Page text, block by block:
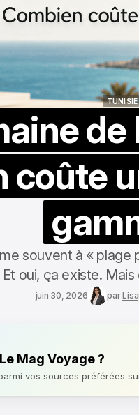
TUNISIE
de
coûte
souvent à «
Et oui, ça existe. Mais
juin 30, 2026 parLisa
Mag Voyage ?
vos sources préférées